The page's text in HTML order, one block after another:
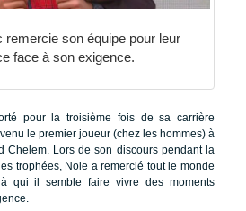
remercie son équipe pour leur
face à son exigence.
pour la troisième fois de sa carrière
le premier joueur (chez les hommes) à
Chelem. Lors de son discours pendant la
trophées, Nole a remercié tout le monde
qui il semble faire vivre des moments